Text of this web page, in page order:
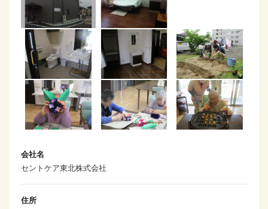
会社名
セントケア東北株式会社
住所